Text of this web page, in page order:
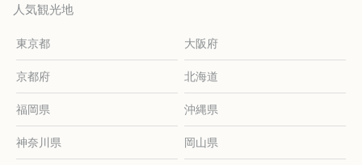
人気観光地
東京都 大阪府
京都府 北海道
福岡県 沖縄県
神奈川県 岡山県